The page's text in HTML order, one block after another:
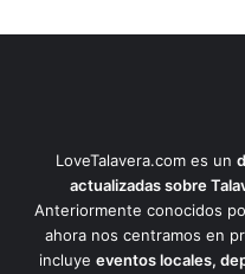
LoveTalavera.com es un
actualizadas sobre
Anteriormente conocidos
ahora nos centramos en
incluye eventos locales,